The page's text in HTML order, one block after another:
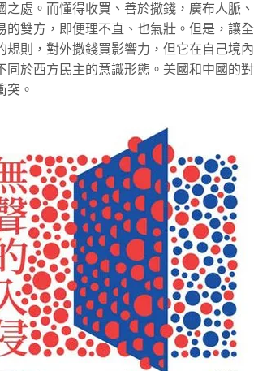
之處。而懂得收買、善於撒錢，廣布人脈
的雙方，即便理不直、也氣壯。但是，讓
則，對外撒錢買影響力，但它在自己境
同於西方民主的意識形態。美國和中國的
突。